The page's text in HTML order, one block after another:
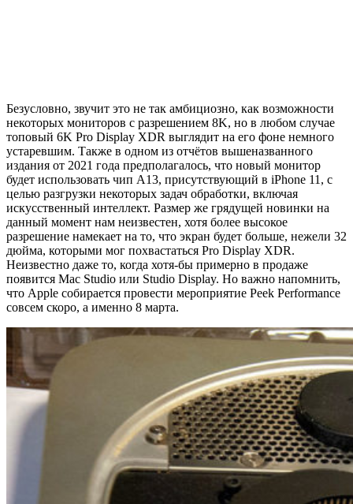
Безусловно, звучит это не так амбициозно, как возможности
некоторых мониторов с разрешением 8K, но в любом случае
топовый 6K Pro Display XDR выглядит на его фоне немного
устаревшим. Также в одном из отчётов вышеназванного
издания от 2021 года предполагалось, что новый монитор
будет использовать чип A13, присутствующий в iPhone 11, с
целью разгрузки некоторых задач обработки, включая
искусственный интеллект. Размер же грядущей новинки на
данный момент нам неизвестен, хотя более высокое
разрешение намекает на то, что экран будет больше, нежели 32
дюйма, которыми мог похвастаться Pro Display XDR.
Неизвестно даже то, когда хотя-бы примерно в продаже
появится Mac Studio или Studio Display. Но важно напомнить,
что Apple собирается провести мероприятие Peek Performance
совсем скоро, а именно 8 марта.